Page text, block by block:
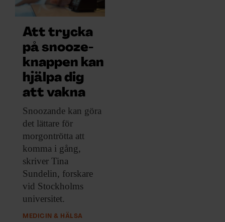
SKRIV I F&F
PRENUMERERA PÅ F&F
ANNONSERA I F&F
OM F&F
Att trycka
på snooze-
knappen kan
hjälpa dig
att vakna
Snoozande kan göra
det lättare för
morgontrötta att
komma i gång,
skriver Tina
Sundelin, forskare
vid Stockholms
universitet.
MEDICIN & HÄLSA